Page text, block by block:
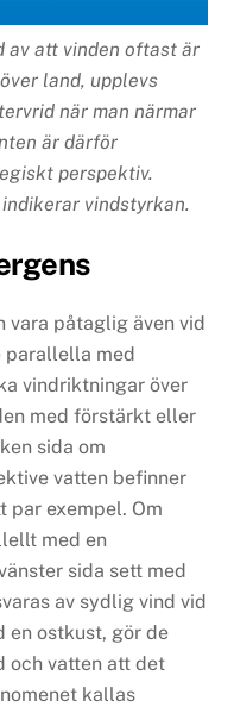
av att vinden oftast är
land, upplevs
när man närmar
är därför
perspektiv.
vindstyrkan.
vara påtaglig även vid
parallella med
vindriktningar över
med förstärkt eller
sida om
vatten befinner
par exempel. Om
med en
sida sett med
av sydlig vind vid
en ostkust, gör de
och vatten att det
kallas